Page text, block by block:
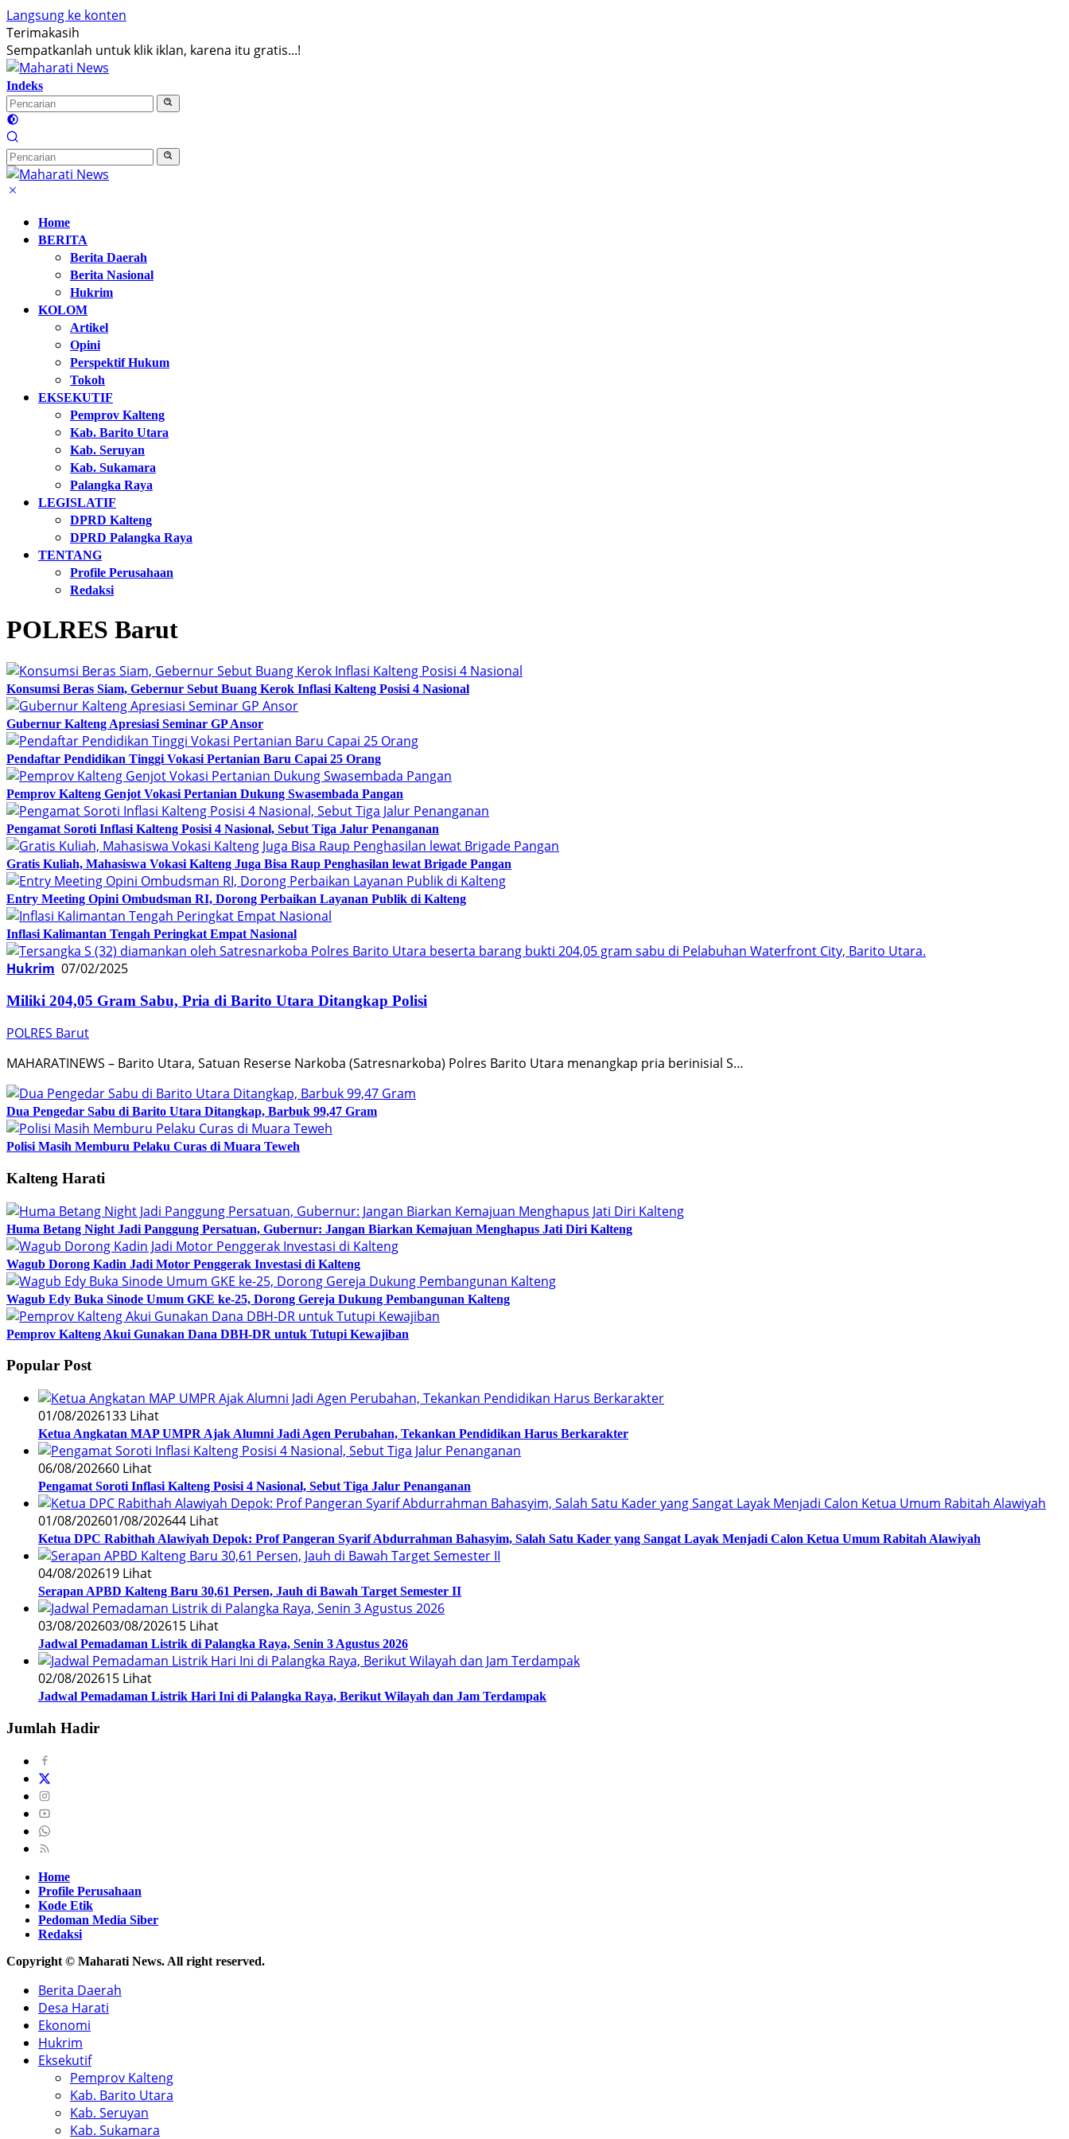
Langsung ke konten
Terimakasih
Sempatkanlah untuk klik iklan, karena itu gratis...!
Indeks
Home
BERITA
Berita Daerah
Berita Nasional
Hukrim
KOLOM
Artikel
Opini
Perspektif Hukum
Tokoh
EKSEKUTIF
Pemprov Kalteng
Kab. Barito Utara
Kab. Seruyan
Kab. Sukamara
Palangka Raya
LEGISLATIF
DPRD Kalteng
DPRD Palangka Raya
TENTANG
Profile Perusahaan
Redaksi
POLRES Barut
Konsumsi Beras Siam, Gebernur Sebut Buang Kerok Inflasi Kalteng Posisi 4 Nasional
Gubernur Kalteng Apresiasi Seminar GP Ansor
Pendaftar Pendidikan Tinggi Vokasi Pertanian Baru Capai 25 Orang
Pemprov Kalteng Genjot Vokasi Pertanian Dukung Swasembada Pangan
Pengamat Soroti Inflasi Kalteng Posisi 4 Nasional, Sebut Tiga Jalur Penanganan
Gratis Kuliah, Mahasiswa Vokasi Kalteng Juga Bisa Raup Penghasilan lewat Brigade Pangan
Entry Meeting Opini Ombudsman RI, Dorong Perbaikan Layanan Publik di Kalteng
Inflasi Kalimantan Tengah Peringkat Empat Nasional
Hukrim 07/02/2025
Miliki 204,05 Gram Sabu, Pria di Barito Utara Ditangkap Polisi
POLRES Barut
MAHARATINEWS – Barito Utara, Satuan Reserse Narkoba (Satresnarkoba) Polres Barito Utara menangkap pria berinisial S…
Dua Pengedar Sabu di Barito Utara Ditangkap, Barbuk 99,47 Gram
Polisi Masih Memburu Pelaku Curas di Muara Teweh
Kalteng Harati
Huma Betang Night Jadi Panggung Persatuan, Gubernur: Jangan Biarkan Kemajuan Menghapus Jati Diri Kalteng
Wagub Dorong Kadin Jadi Motor Penggerak Investasi di Kalteng
Wagub Edy Buka Sinode Umum GKE ke-25, Dorong Gereja Dukung Pembangunan Kalteng
Pemprov Kalteng Akui Gunakan Dana DBH-DR untuk Tutupi Kewajiban
Popular Post
01/08/2026133 Lihat
Ketua Angkatan MAP UMPR Ajak Alumni Jadi Agen Perubahan, Tekankan Pendidikan Harus Berkarakter
06/08/202660 Lihat
Pengamat Soroti Inflasi Kalteng Posisi 4 Nasional, Sebut Tiga Jalur Penanganan
01/08/202601/08/202644 Lihat
Ketua DPC Rabithah Alawiyah Depok: Prof Pangeran Syarif Abdurrahman Bahasyim, Salah Satu Kader yang Sangat Layak Menjadi Calon Ketua Umum Rabitah Alawiyah
04/08/202619 Lihat
Serapan APBD Kalteng Baru 30,61 Persen, Jauh di Bawah Target Semester II
03/08/202603/08/202615 Lihat
Jadwal Pemadaman Listrik di Palangka Raya, Senin 3 Agustus 2026
02/08/202615 Lihat
Jadwal Pemadaman Listrik Hari Ini di Palangka Raya, Berikut Wilayah dan Jam Terdampak
Jumlah Hadir
Home
Profile Perusahaan
Kode Etik
Pedoman Media Siber
Redaksi
Copyright © Maharati News. All right reserved.
Berita Daerah
Desa Harati
Ekonomi
Hukrim
Eksekutif
Pemprov Kalteng
Kab. Barito Utara
Kab. Seruyan
Kab. Sukamara